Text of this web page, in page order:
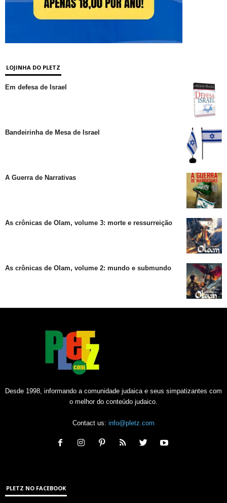
LOJINHA DO PLETZ
Em defesa de Israel
Bandeirinha de Mesa de Israel
A Guerra de Narrativas
As crônicas de Olam, volume 3: morte e ressurreição
As crônicas de Olam, volume 2: mundo e submundo
Desde 1998, informando a comunidade judaica e seus simpatizantes com
o melhor do conteúdo judaico.
Contact us: info@pletz.com
PLETZ NO FACEBOOK